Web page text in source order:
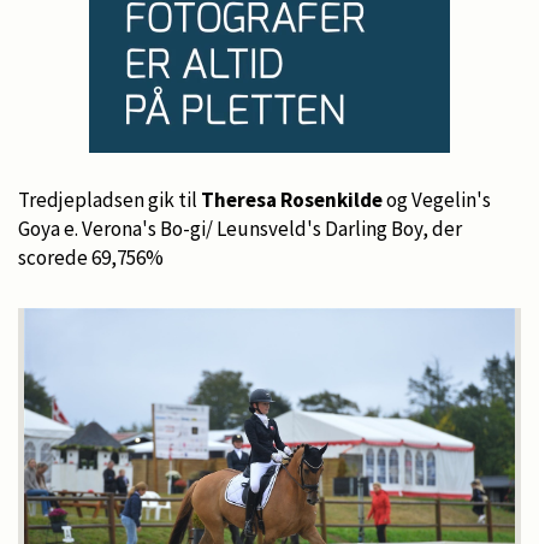
Tredjepladsen gik til Theresa Rosenkildeog Vegelin's
Goya e. Verona's Bo-gi/ Leunsveld's Darling Boy, der
scorede 69,756%